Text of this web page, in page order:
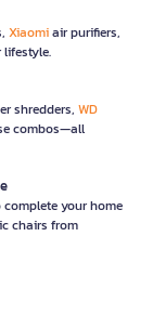
Xiaomiair purifiers,
shredders, WD
combos—all
complete your home
chairs from